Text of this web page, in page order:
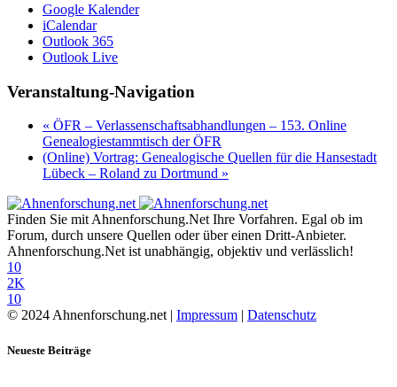
Google Kalender
iCalendar
Outlook 365
Outlook Live
Veranstaltung-Navigation
« ÖFR – Verlassenschaftsabhandlungen – 153. Online
Genealogiestammtisch der ÖFR
(Online) Vortrag: Genealogische Quellen für die Hansestadt
Lübeck – Roland zu Dortmund »
Finden Sie mit Ahnenforschung.Net Ihre Vorfahren. Egal ob im
Forum, durch unsere Quellen oder über einen Dritt-Anbieter.
Ahnenforschung.Net ist unabhängig, objektiv und verlässlich!
10
2K
10
© 2024 Ahnenforschung.net | Impressum | Datenschutz
Neueste Beiträge